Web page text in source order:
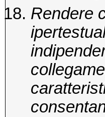
Rendere